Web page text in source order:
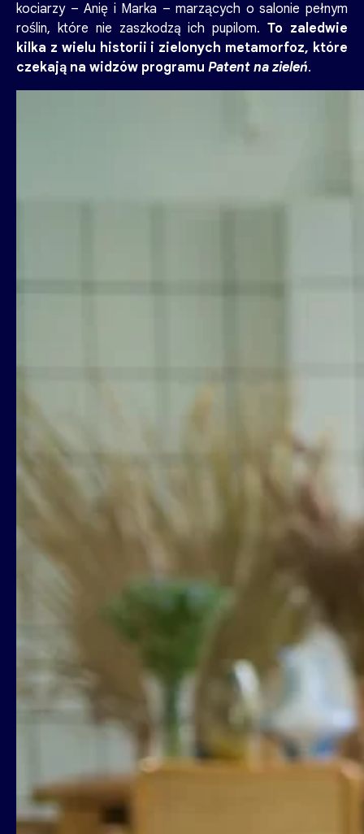
kociarzy – Anię i Marka – marzących o salonie pełnym
roślin, które nie zaszkodzą ich pupilom. To zaledwie
kilka z wielu historii i zielonych metamorfoz, które
czekają na widzów programu Patent na zieleń.